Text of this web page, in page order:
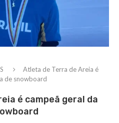
Atleta de Terra de Areia é
de snowboard
é campeã geral da